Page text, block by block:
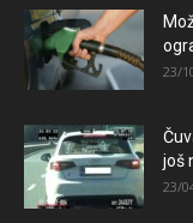
23/
još
23/